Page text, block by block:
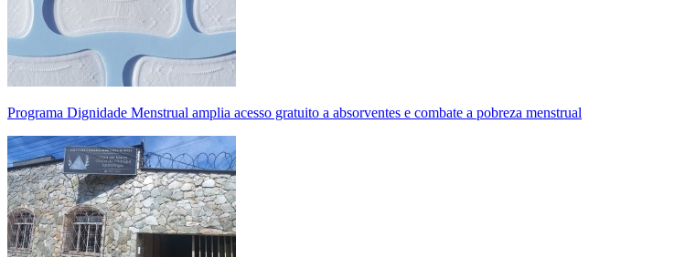
Programa Dignidade Menstrual amplia acesso gratuito a absorventes e combate a pobreza menstrual